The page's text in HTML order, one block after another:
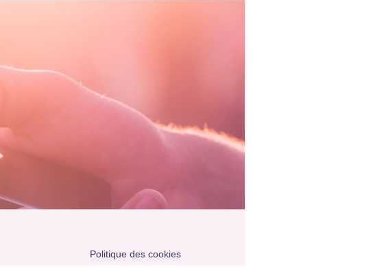
Politique des cookies